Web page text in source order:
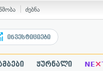
ძებნა
ინვესტიციები
ჟურნალი NE×